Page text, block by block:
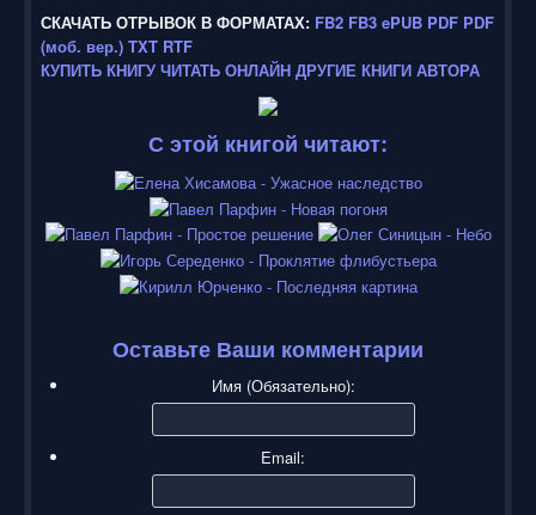
СКАЧАТЬ ОТРЫВОК В ФОРМАТАХ: FB2 FB3 ePUB PDF PDF
(моб. вер.) TXT RTF
КУПИТЬ КНИГУ ЧИТАТЬ ОНЛАЙН ДРУГИЕ КНИГИ АВТОРА
С этой книгой читают:
Оставьте Ваши комментарии
Имя (Обязательно):
Email: